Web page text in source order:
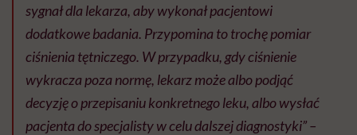
sygnał dla lekarza, aby wykonał pacjentowi
dodatkowe badania. Przypomina to trochę pomiar
ciśnienia tętniczego. W przypadku, gdy ciśnienie
wykracza poza normę, lekarz może albo podjąć
decyzję o przepisaniu konkretnego leku, albo wysłać
pacjenta do specjalisty w celu dalszej diagnostyki” –